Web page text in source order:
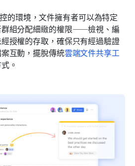
的環境，文件擁有者可以為特定
群組分配細緻的權限——檢視、編
授權的存取，確保只有經過驗證
互動，擺脫傳統雲端文件共享工
。